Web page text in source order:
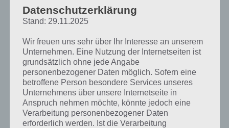
Das Spiel
Magic Touch
überzeugt
durch sein
einfaches
Spielprinzip –
(c) Nitrome
Boden erreicht, ist das Spiel vorbei und der
Score steht.
Im weiteren Verlauf ist es stets die Aufgabe in
Magic Touch diesen Highscore zu schlagen. So
kann man sich auch mit seinen Freunden
vergleichen.
Schalte Power-Ups durch
Münzen frei
Datenschutzerklärung
Stand: 29.11.2025
Wir freuen uns sehr über Ihr Interesse an unserem
Unternehmen. Eine Nutzung der Internetseiten ist
grundsätzlich ohne jede Angabe
personenbezogener Daten möglich. Sofern eine
betroffene Person besondere Services unseres
Unternehmens über unsere Internetseite in
Anspruch nehmen möchte, könnte jedoch eine
Verarbeitung personenbezogener Daten
erforderlich werden. Ist die Verarbeitung